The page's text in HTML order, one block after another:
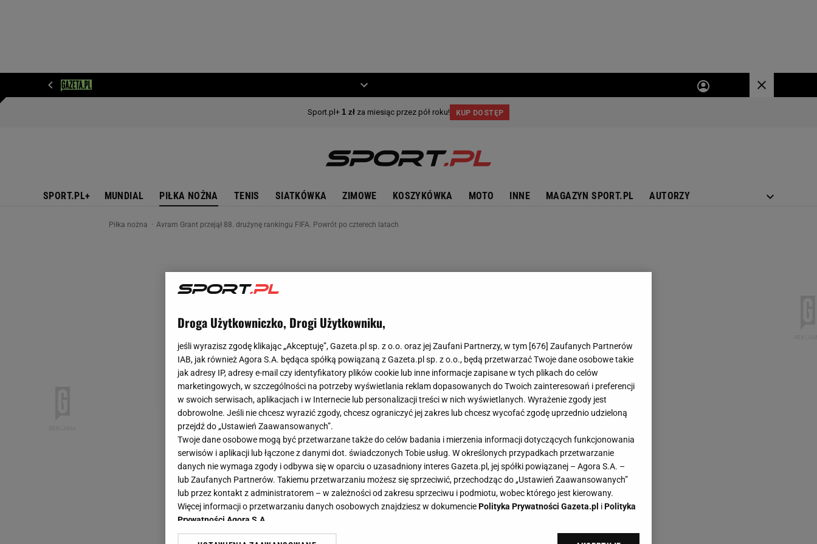
SPORT.PL+ MUNDIAL PIŁKA NOŻNA TENIS SIATKÓWKA ZIMOWE KOSZYKÓWKA MOTO INNE MAGAZYN SPORT.PL AUTORZY
Piłka nożna Avram Grant przejął 88. drużynę rankingu FIFA. Powrót po czterech latach
Droga Użytkowniczko, Drogi Użytkowniku,
jeśli wyrazisz zgodę klikając „Akceptuję”, Gazeta.pl sp. z o.o. oraz jej Zaufani Partnerzy, w tym [676] Zaufanych Partnerów
IAB, jak również Agora S.A. będąca spółką powiązaną z Gazeta.pl sp. z o.o., będą przetwarzać Twoje dane osobowe takie
jak adresy IP, adresy e-mail czy identyfikatory plików cookie lub inne informacje zapisane w tych plikach do celów
marketingowych, w szczególności na potrzeby wyświetlania reklam dopasowanych do Twoich zainteresowań i preferencji
w swoich serwisach, aplikacjach i w Internecie lub personalizacji treści w nich wyświetlanych. Wyrażenie zgody jest
dobrowolne. Jeśli nie chcesz wyrazić zgody, chcesz ograniczyć jej zakres lub chcesz wycofać zgodę uprzednio udzieloną
przejdź do „Ustawień Zaawansowanych”.
Twoje dane osobowe mogą być przetwarzane także do celów badania i mierzenia informacji dotyczących funkcjonowania
serwisów i aplikacji lub łączone z danymi dot. świadczonych Tobie usług. W określonych przypadkach przetwarzanie
danych nie wymaga zgody i odbywa się w oparciu o uzasadniony interes Gazeta.pl, jej spółki powiązanej – Agora S.A. –
lub Zaufanych Partnerów. Takiemu przetwarzaniu możesz się sprzeciwić, przechodząc do „Ustawień Zaawansowanych”
lub przez kontakt z administratorem – w zależności od zakresu sprzeciwu i podmiotu, wobec którego jest kierowany.
Więcej informacji o przetwarzaniu danych osobowych znajdziesz w dokumenciePolityka Prywatności Gazeta.pl iPolityka
Prywatności Agora S.A.